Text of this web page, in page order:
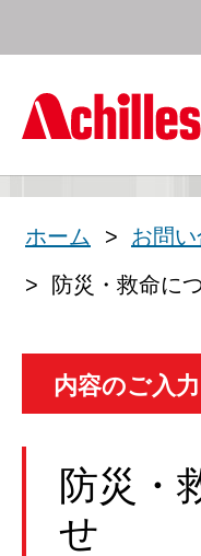
ホーム
お問
防災・救命に
内容のご入力
防災・
せ